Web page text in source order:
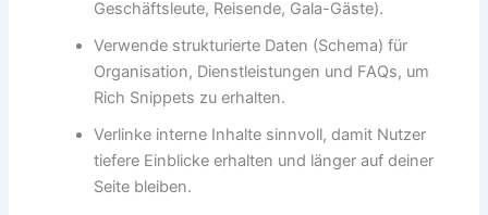
Geschäftsleute, Reisende, Gala-Gäste).
Verwende strukturierte Daten (Schema) für
Organisation, Dienstleistungen und FAQs, um
Rich Snippets zu erhalten.
Verlinke interne Inhalte sinnvoll, damit Nutzer
tiefere Einblicke erhalten und länger auf deiner
Seite bleiben.